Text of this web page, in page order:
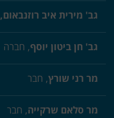
גב' מירית איב רוזנבאום,
גב' חן ביטון יוסף, חברה
מר רני שורץ, חבר
מר סלאם שרקייה, חבר